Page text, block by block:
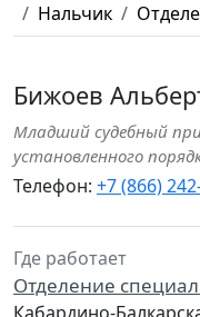
Нальчик
Бижоев
Младший судебный
установленного
Телефон: +7 (866)
Где работает
Отделение